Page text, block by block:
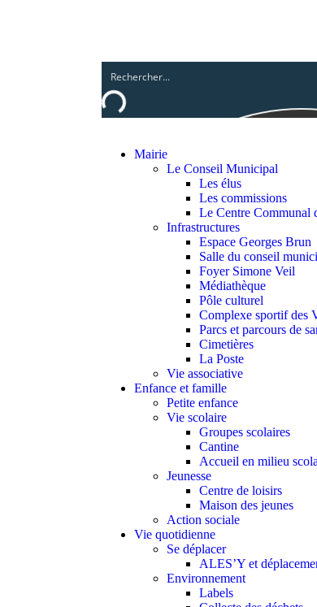
Mairie
Le Conseil Municipal
Les élus
Les commissions
Le Centre Communal
Infrastructures
Espace Georges Brun
Salle du conseil
Foyer Simone Veil
Médiathèque
Pôle culturel
Complexe sportif des
Parcs et parcours de
Cimetières
La Poste
Vie associative
Enfance et famille
Petite enfance
Vie scolaire
Groupes scolaires
Cantine
Accueil en milieu
Jeunesse
Centre de loisirs
Maison des jeunes
Action sociale
Vie quotidienne
Se déplacer
ALES’Y et
Environnement
Labels